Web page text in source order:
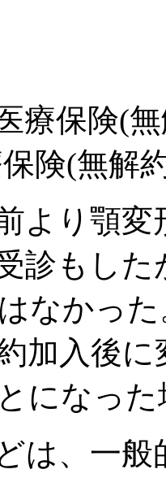
療保険(
険(無解
より顎
診もし
なかった
加入後
になった
は、一